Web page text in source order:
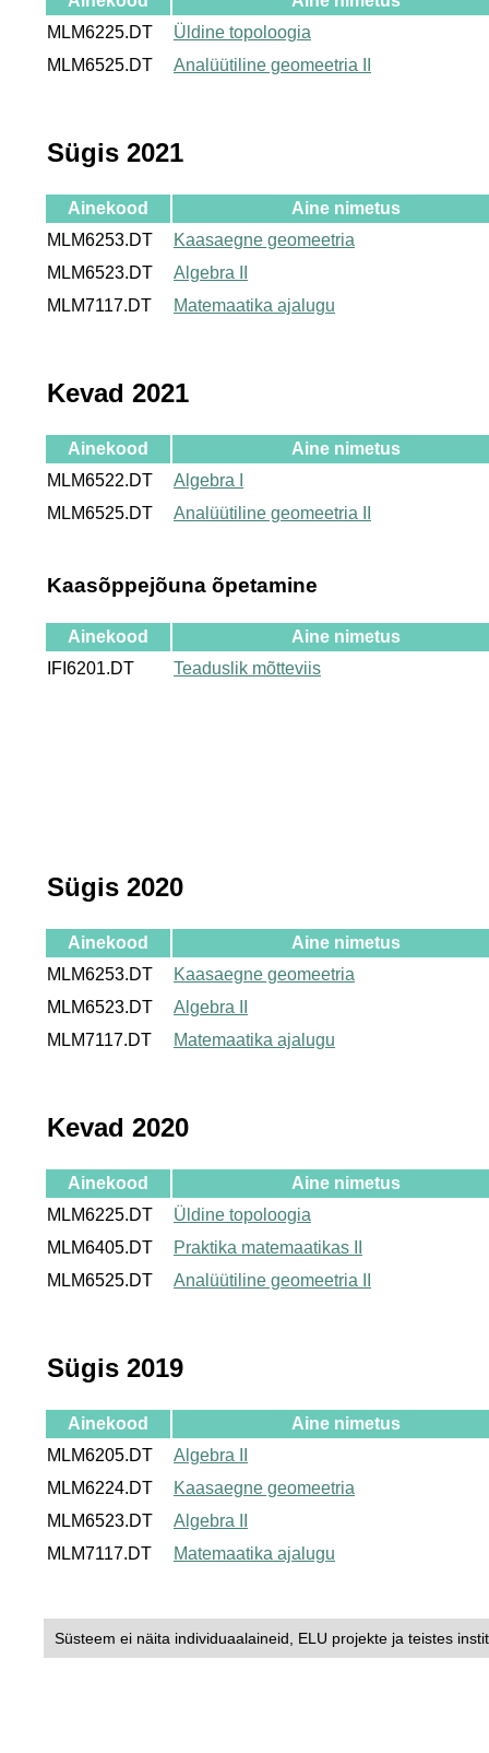
MLM6225.DT
Üldine topoloogia
MLM6525.DT
Analüütiline geomeetria II
Sügis 2021
Ainekood
Aine nimetus
MLM6253.DT
Kaasaegne geomeetria
MLM6523.DT
Algebra II
MLM7117.DT
Matemaatika ajalugu
Kevad 2021
Ainekood
Aine nimetus
MLM6522.DT
Algebra I
MLM6525.DT
Analüütiline geomeetria II
Kaasõppejõuna õpetamine
Ainekood
Aine nimetus
IFI6201.DT
Teaduslik mõtteviis
Sügis 2020
Ainekood
Aine nimetus
MLM6253.DT
Kaasaegne geomeetria
MLM6523.DT
Algebra II
MLM7117.DT
Matemaatika ajalugu
Kevad 2020
Ainekood
Aine nimetus
MLM6225.DT
Üldine topoloogia
MLM6405.DT
Praktika matemaatikas II
MLM6525.DT
Analüütiline geomeetria II
Sügis 2019
Ainekood
Aine nimetus
MLM6205.DT
Algebra II
MLM6224.DT
Kaasaegne geomeetria
MLM6523.DT
Algebra II
MLM7117.DT
Matemaatika ajalugu
Süsteem ei näita individuaalaineid, ELU projekte ja teistes